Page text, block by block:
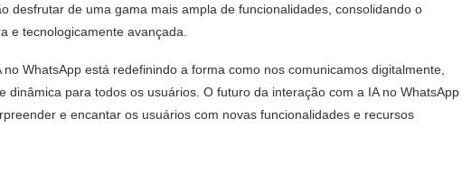
desfrutar de uma gama mais ampla de funcionalidades, consolidando o
e tecnologicamente avançada.
WhatsApp está redefinindo a forma como nos comunicamos digitalmente,
dinâmica para todos os usuários. O futuro da interação com a IA no WhatsApp
e encantar os usuários com novas funcionalidades e recursos